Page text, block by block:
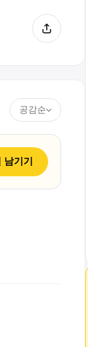
공감순
남기기